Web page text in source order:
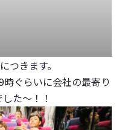
つきます。
ぐらいに会社の最寄り
た〜！！